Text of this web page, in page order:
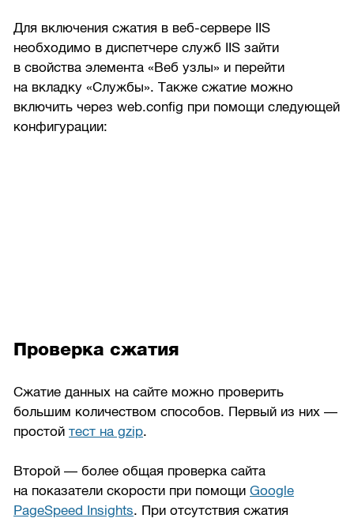
Для включения сжатия в веб-сервере IIS
необходимо в диспетчере служб IIS зайти
в свойства элемента «Веб узлы» и перейти
на вкладку «Службы». Также сжатие можно
включить через web.config при помощи следующей
конфигурации:
Проверка сжатия
Сжатие данных на сайте можно проверить
большим количеством способов. Первый из них —
простойтест на gzip.
Второй — более общая проверка сайта
на показатели скорости при помощиGoogle
PageSpeed Insights. При отсутствия сжатия